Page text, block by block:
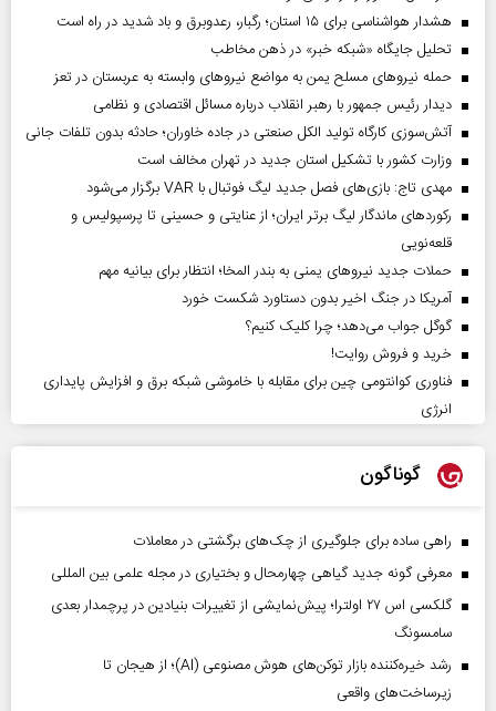
هشدار هواشناسی برای ۱۵ استان؛ رگبار، رعدوبرق و باد شدید در راه است
تحلیل جایگاه «شبکه خبر» در ذهن مخاطب
حمله نیروهای مسلح یمن به مواضع نیروهای وابسته به عربستان در تعز
دیدار رئیس‌ جمهور با رهبر انقلاب درباره مسائل اقتصادی و نظامی
آتش‌سوزی کارگاه تولید الکل صنعتی در جاده خاوران؛ حادثه بدون تلفات جانی
وزارت کشور با تشکیل استان جدید در تهران مخالف است
مهدی تاج: بازی‌های فصل جدید لیگ فوتبال با VAR برگزار می‌شود
رکورد‌های ماندگار لیگ برتر ایران؛ از عنایتی و حسینی تا پرسپولیس و
قلعه‌نویی
حملات جدید نیروهای یمنی به بندر المخا؛ انتظار برای بیانیه مهم
آمریکا در جنگ اخیر بدون دستاورد شکست خورد
گوگل جواب می‌دهد؛ چرا کلیک کنیم؟
خرید و فروش روایت!
فناوری کوانتومی چین برای مقابله با خاموشی شبکه برق و افزایش پایداری
انرژی
گوناگون
راهی ساده برای جلوگیری از چک‌های برگشتی در معاملات
معرفی گونه جدید گیاهی چهارمحال و بختیاری در مجله علمی بین المللی
گلکسی اس ۲۷ اولترا؛ پیش‌نمایشی از تغییرات بنیادین در پرچمدار بعدی
سامسونگ
رشد خیره‌کننده بازار توکن‌های هوش مصنوعی (AI)؛ از هیجان تا
زیرساخت‌های واقعی